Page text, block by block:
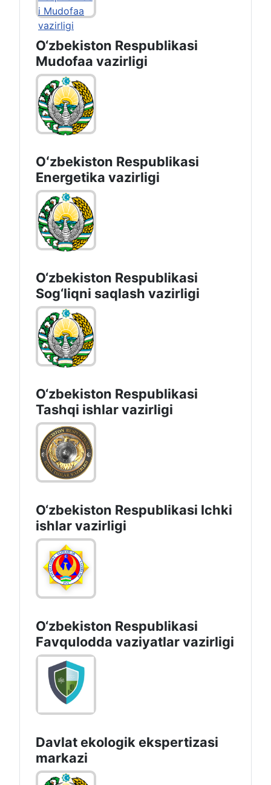
O‘zbekiston Respublikasi
Mudofaa vazirligi
Oʻzbekiston Respublikasi
Energetika vazirligi
O‘zbеkistоn Rеspublikаsi
Sоg‘liqni saqlash vаzirligi
O‘zbеkistоn Rеspublikаsi
Tashqi ishlаr vаzirligi
O‘zbеkiston Rеspublikаsi Ichki
ishlаr vаzirligi
O‘zbеkistоn Rеspublikаsi
Favqulodda vaziyatlar vazirligi
Davlat ekologik ekspertizasi
markazi